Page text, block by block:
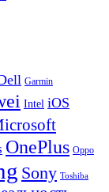
Garmin
Intel iOS
OnePlus Oppo
Sony Toshiba